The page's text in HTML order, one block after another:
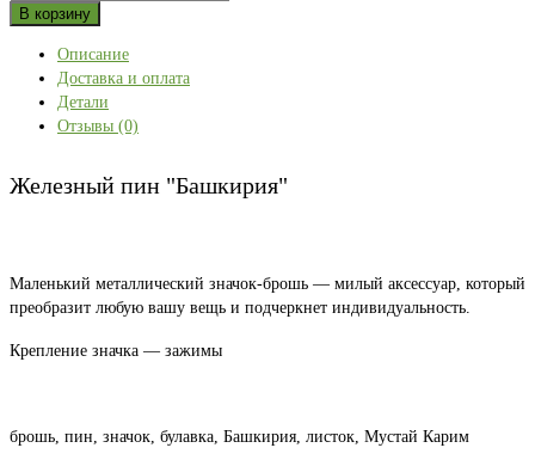
товара
"Башкирия"
В корзину
Описание
Доставка и оплата
Детали
Отзывы (0)
Железный пин "Башкирия"
Маленький металлический значок-брошь — милый аксессуар, который
преобразит любую вашу вещь и подчеркнет индивидуальность.
Крепление значка — зажимы
брошь, пин, значок, булавка, Башкирия, листок, Мустай Карим